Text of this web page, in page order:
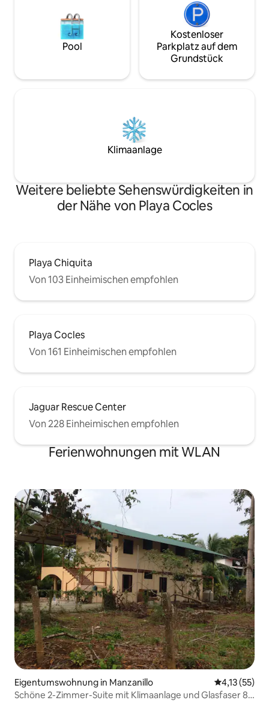
Pool
Kostenloser
Parkplatz auf dem
Grundstück
Klimaanlage
Weitere beliebte Sehenswürdigkeiten in
der Nähe von Playa Cocles
Playa Chiquita
Von 103 Einheimischen empfohlen
Playa Cocles
Von 161 Einheimischen empfohlen
Jaguar Rescue Center
Von 228 Einheimischen empfohlen
Ferienwohnungen mit WLAN
Eigentumswohnung in Manzanillo
4,13 (55)
Schöne 2-Zimmer-Suite mit Klimaanlage und Glasfaser 80